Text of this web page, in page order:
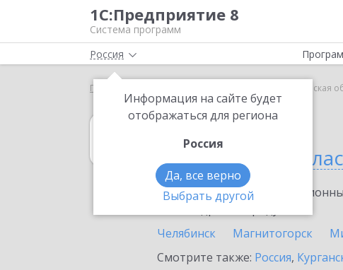
1С:Предприятие 8
Система программ
Россия
Информация на сайте будет
отображаться для региона
Россия
Да, все верно
Выбрать другой
Главная Челябинская
1С:Касса
Челябинская
Ознакомьтесь с
Челябинск
Магнитогорск
Смотрите также: Россия,